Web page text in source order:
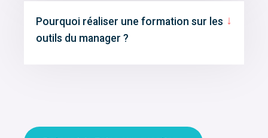
Pourquoi réaliser une formation sur les
outils du manager ?
↓